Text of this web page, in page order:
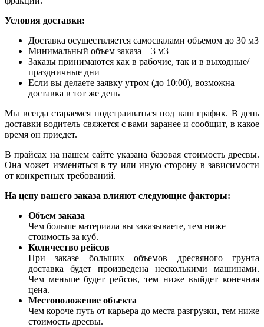
Условия доставки:
Доставка осуществляется самосвалами объемом до 30 м3
Минимальный объем заказа – 3 м3
Заказы принимаются как в рабочие, так и в выходные/
праздничные дни
Если вы делаете заявку утром (до 10:00), возможна
доставка в тот же день
Мы всегда стараемся подстраиваться под ваш график. В день
доставки водитель свяжется с вами заранее и сообщит, в какое
время он приедет.
В прайсах на нашем сайте указана базовая стоимость дресвы.
Она может изменяться в ту или иную сторону в зависимости
от конкретных требований.
На цену вашего заказа влияют следующие факторы:
Объем заказа
Чем больше материала вы заказываете, тем ниже
стоимость за куб.
Количество рейсов
При заказе больших объемов дресвяного грунта
доставка будет произведена несколькими машинами.
Чем меньше будет рейсов, тем ниже выйдет конечная
цена.
Местоположение объекта
Чем короче путь от карьера до места разгрузки, тем ниже
стоимость дресвы.